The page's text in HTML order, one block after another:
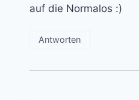
auf die Normalos :)
Antworten